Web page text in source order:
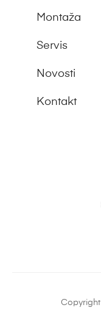
Montaža
Servis
Novosti
Kontakt